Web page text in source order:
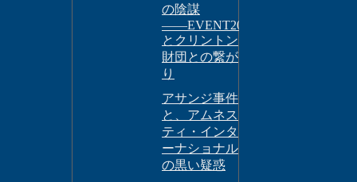
の陰謀
――EVENT201
とクリントン
財団との繋が
り
アサンジ事件
と、アムネス
ティ・インタ
ーナショナル
の黒い疑惑